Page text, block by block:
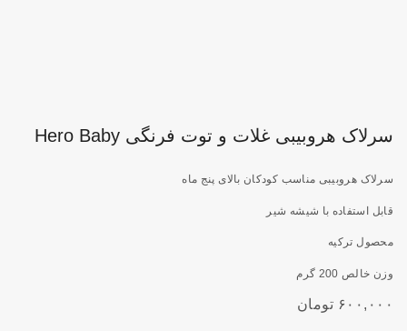
سرلاک هروبیبی غلات و توت فرنگی Hero Baby
سرلاک هروبیبی مناسب کودکان بالای پنج ماه
قابل استفاده با شیشه شیر
محصول ترکیه
وزن خالص 200 گرم
۶۰۰,۰۰۰ تومان